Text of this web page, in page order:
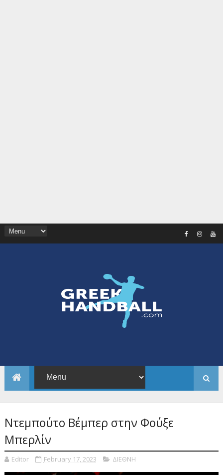
Ντεμπούτο Βέμπερ στην Φούξε
Μπερλίν
Editor February 17, 2023 ΔΙΕΘΝΗ